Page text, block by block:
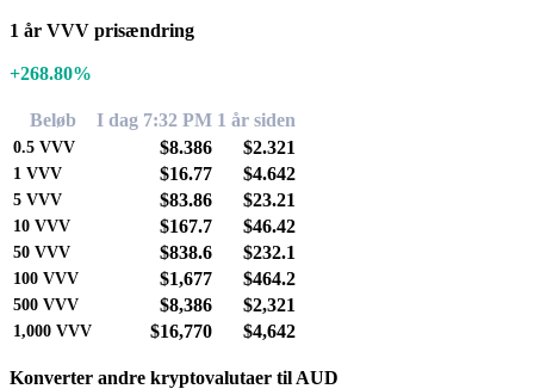
1 år VVV prisændring
+268.80%
Beløb I dag 7:32 PM 1 år siden
0.5 VVV $8.386 $2.321
1 VVV $16.77 $4.642
5 VVV $83.86 $23.21
10 VVV $167.7 $46.42
50 VVV $838.6 $232.1
100 VVV $1,677 $464.2
500 VVV $8,386 $2,321
1,000 VVV $16,770 $4,642
Konverter andre kryptovalutaer til AUD